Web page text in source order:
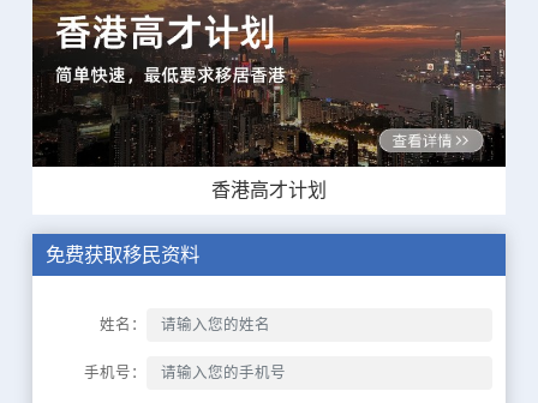
香港高才计划
免费获取移民资料
姓名：
手机号：